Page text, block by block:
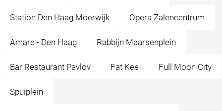
Station Den Haag Moerwijk Opera Zalencentrum
Amare - Den Haag Rabbijn Maarsenplein
Bar Restaurant Pavlov Fat Kee Full Moon City
Spuiplein